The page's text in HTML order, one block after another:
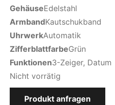
GehäuseEdelstahl
ArmbandKautschukband
UhrwerkAutomatik
ZifferblattfarbeGrün
Funktionen3-Zeiger, Datum
Nicht vorrätig
Produkt anfragen